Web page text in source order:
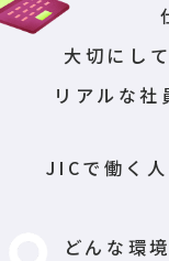
大切にし
リアルな社
JICで働く人
どんな環